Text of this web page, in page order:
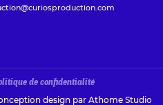
de confidentialité
design par Athome Studio